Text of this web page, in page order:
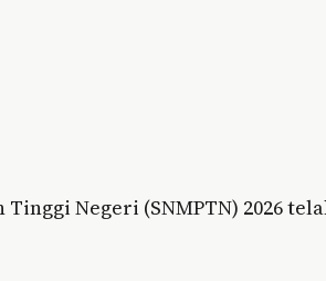
Negeri (SNMPTN) 2026